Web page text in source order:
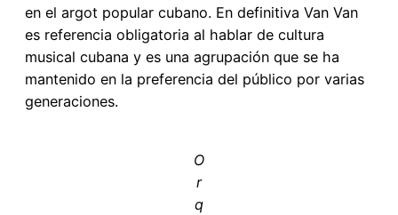
en el argot popular cubano. En definitiva Van Van
es referencia obligatoria al hablar de cultura
musical cubana y es una agrupación que se ha
mantenido en la preferencia del público por varias
generaciones.
O
r
q